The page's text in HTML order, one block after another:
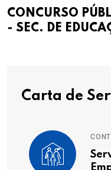
CONCURSO
- SEC. DE
Carta de